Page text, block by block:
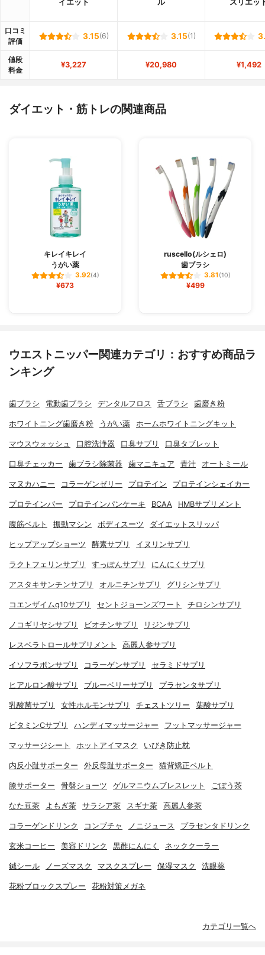
イエット ル スリエッ
口コミ
評価
3.15(6) 3.15(1)
値段
料金
¥3,227 ¥20,980 ¥1,492
ダイエット・筋トレの関連商品
キレイキレイ
うがい薬
3.92(4)
¥673
ruscello(ルシェロ)
歯ブラシ
3.81(10)
¥499
ウエストニッパー関連カテゴリ：おすすめ商品ラ
ンキング
歯ブラシ 電動歯ブラシ デンタルフロス 舌ブラシ 歯磨き粉
ホワイトニング歯磨き粉 うがい薬 ホームホワイトニングキット
マウスウォッシュ 口腔洗浄器 口臭サプリ 口臭タブレット
口臭チェッカー 歯ブラシ除菌器 歯マニキュア 青汁 オートミール
マヌカハニー コラーゲンゼリー プロテイン プロテインシェイカー
プロテインバー プロテインパンケーキ BCAA HMBサプリメント
腹筋ベルト 振動マシン ボディスーツ ダイエットスリッパ
ヒップアップショーツ 酵素サプリ イヌリンサプリ
ラクトフェリンサプリ すっぽんサプリ にんにくサプリ
アスタキサンチンサプリ オルニチンサプリ グリシンサプリ
コエンザイムq10サプリ セントジョーンズワート チロシンサプリ
ノコギリヤシサプリ ビオチンサプリ リジンサプリ
レスベラトロールサプリメント 高麗人参サプリ
イソフラボンサプリ コラーゲンサプリ セラミドサプリ
ヒアルロン酸サプリ ブルーベリーサプリ プラセンタサプリ
乳酸菌サプリ 女性ホルモンサプリ チェストツリー 葉酸サプリ
ビタミンCサプリ ハンディマッサージャー フットマッサージャー
マッサージシート ホットアイマスク いびき防止枕
内反小趾サポーター 外反母趾サポーター 猫背矯正ベルト
膝サポーター 骨盤ショーツ ゲルマニウムブレスレット ごぼう茶
なた豆茶 よもぎ茶 サラシア茶 スギナ茶 高麗人参茶
コラーゲンドリンク コンブチャ ノニジュース プラセンタドリンク
玄米コーヒー 美容ドリンク 黒酢にんにく ネッククーラー
鍼シール ノーズマスク マスクスプレー 保湿マスク 洗眼薬
花粉ブロックスプレー 花粉対策メガネ
カテゴリ一覧へ